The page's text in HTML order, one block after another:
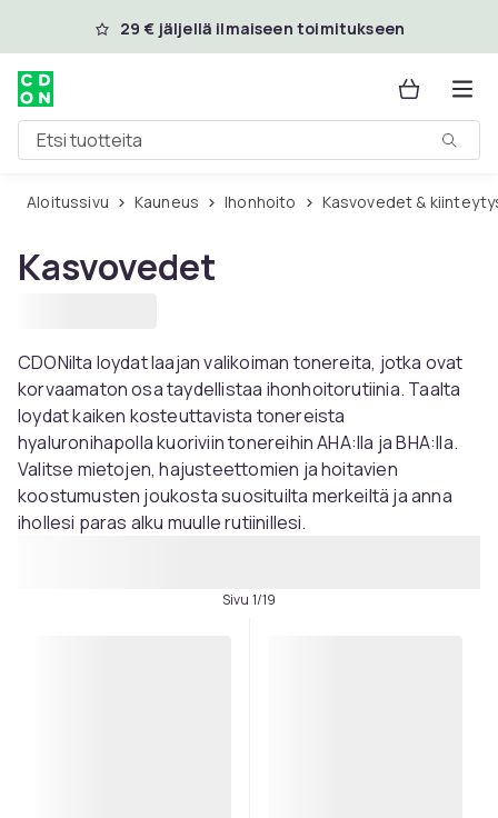
Ohita ja siirry pääsisältöön
29 € jäljellä ilmaiseen toimitukseen
Etsi tuotteita
Aloitussivu Kauneus Ihonhoito Kasvovedet &
Kasvovedet
CDONilta loydat laajan valikoiman tonereita, jotka ovat
korvaamaton osa taydellistaa ihonhoitorutiinia. Taalta
loydat kaiken kosteuttavista tonereista
hyaluronihapolla kuoriviin tonereihin AHA:lla ja BHA:lla.
Valitse mietojen, hajusteettomien ja hoitavien
koostumusten joukosta suosituilta merkeiltä ja anna
ihollesi paras alku muulle rutiinillesi.
Sivu 1/19